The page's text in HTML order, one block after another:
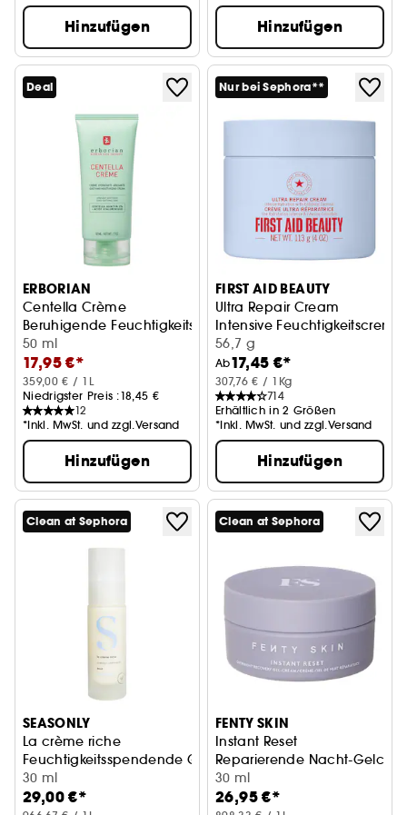
Hinzufügen Hinzufügen
Deal
ERBORIAN
Centella Crème
Beruhigende Feuchtigkeitscreme
50 ml
17,95 €*
359,00 € / 1L
Niedrigster Preis :18,45 €
12
*Inkl. MwSt. und zzgl.Versand
Hinzufügen
Nur bei Sephora**
FIRST AID BEAUTY
Ultra Repair Cream
Intensive
56,7 g
Ab17,45 €*
307,76 € / 1Kg
714
Erhältlich in 2 Größen
*Inkl. MwSt. und zzgl.Versand
Hinzufügen
Clean at Sephora
SEASONLY
La crème riche
Feuchtigkeitsspendende Gesichtscreme
30 ml
29,00 €*
Clean at Sephora
FENTY SKIN
Instant Reset
Reparierende Nacht-
30 ml
26,95 €*